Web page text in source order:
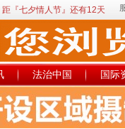
距『七夕情人节』还有12天
法治中国 国际